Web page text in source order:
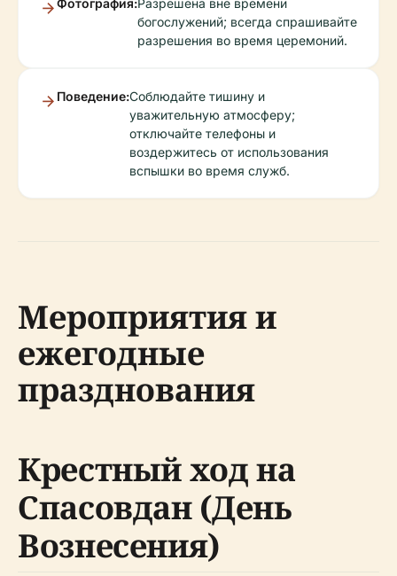
Фотография:Разрешена вне времени
богослужений; всегда спрашивайте
разрешения во время церемоний.
Поведение:Соблюдайте тишину и
уважительную атмосферу;
отключайте телефоны и
воздержитесь от использования
вспышки во время служб.
Мероприятия и
ежегодные
празднования
Крестный ход на
Спасовдан (День
Вознесения)